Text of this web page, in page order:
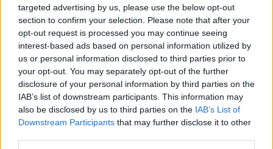
targeted advertising by us, please use the below opt-out
section to confirm your selection. Please note that after your
opt-out request is processed you may continue seeing
interest-based ads based on personal information utilized by
us or personal information disclosed to third parties prior to
your opt-out. You may separately opt-out of the further
disclosure of your personal information by third parties on the
IAB’s list of downstream participants. This information may
also be disclosed by us to third parties on the IAB’s List of
Downstream Participants that may further disclose it to other